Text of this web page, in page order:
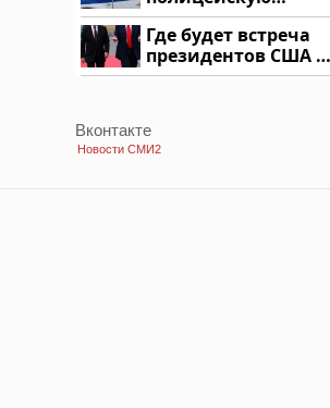
машину напали и
подожгли.
Где будет встреча
президентов США и
России: Европа?
Вконтакте
Новости СМИ2